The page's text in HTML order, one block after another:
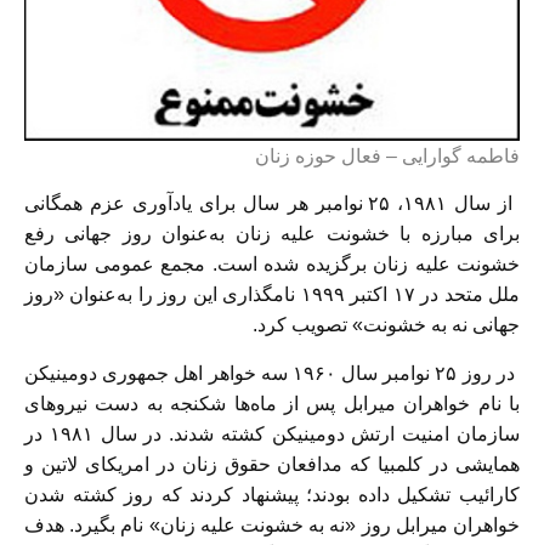
فاطمه گوارایی – فعال حوزه زنان
از سال ١٩٨١، ٢۵ نوامبر ھر سال برای یادآوری عزم ھمگانی
برای مبارزه با خشونت علیه زنان به‌عنوان روز جھانی رفع
خشونت علیه زنان برگزیده شده است. مجمع عمومی سازمان
ملل متحد در ١٧ اکتبر ١٩٩٩ نامگذاری این روز را به‌عنوان «روز
جھانی نه به خشونت» تصویب کرد.
در روز ۲۵ نوامبر سال ۱۹۶۰ سه خواھر اھل جمھوری دومینیکن
با نام خواھران میرابل پس از ماه‌ھا شکنجه به دست نیروھای
سازمان امنیت ارتش دومینیکن کشته شدند. در سال ١٩٨١ در
ھمایشی در کلمبیا که مدافعان حقوق زنان در امریکای لاتین و
کارائیب تشکیل داده بودند؛ پیشنھاد کردند که روز کشته شدن
خواھران میرابل روز «نه به خشونت علیه زنان» نام بگیرد. ھدف